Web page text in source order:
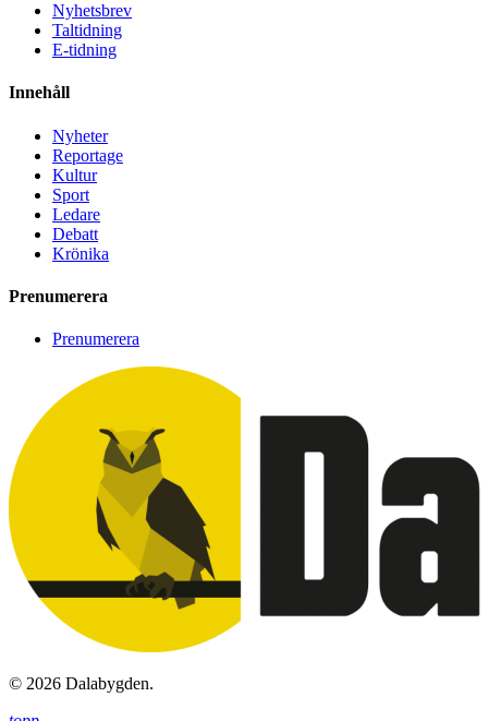
Nyhetsbrev
Taltidning
E-tidning
Innehåll
Nyheter
Reportage
Kultur
Sport
Ledare
Debatt
Krönika
Prenumerera
Prenumerera
© 2026 Dalabygden.